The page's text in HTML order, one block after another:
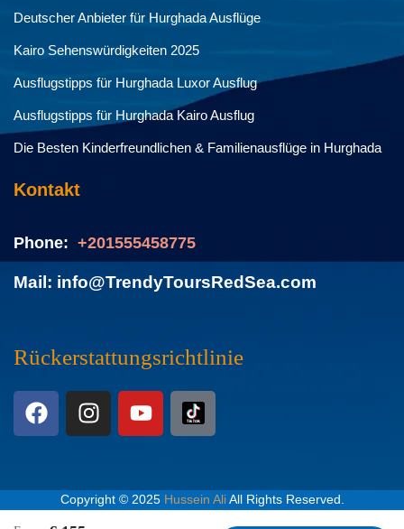
Deutscher Anbieter für Hurghada Ausflüge
Kairo Sehenswürdigkeiten 2025
Ausflugstipps für Hurghada Luxor Ausflug
Ausflugstipps für Hurghada Kairo Ausflug
Die Besten Kinderfreundlichen & Familienausflüge in Hurghada
Kontakt
Phone: +201555458775
Mail: info@TrendyToursRedSea.com
Rückerstattungsrichtlinie
Copyright © 2025 Hussein AliAll Rights Reserved.